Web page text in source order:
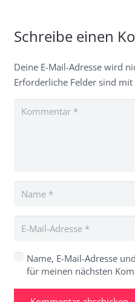
Schreibe einen
Deine E-Mail-Adresse wird
Erforderliche Felder sind mit
Name, E-Mail-Adresse
für meinen nächsten